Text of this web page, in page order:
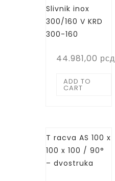
Slivnik inox
300/160 V KRD
300-160
44.981,00 рсд
ADD TO
CART
T racva AS 100 x
100 x 100 / 90°
– dvostruka